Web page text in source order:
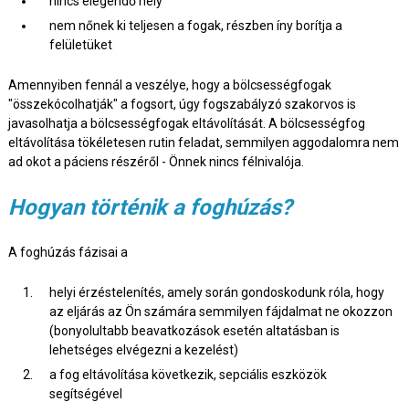
nem nőnek ki teljesen a fogak, részben íny borítja a
felületüket
Amennyiben fennál a veszélye, hogy a bölcsességfogak
"összekócolhatják" a fogsort, úgy fogszabályzó szakorvos is
javasolhatja a bölcsességfogak eltávolítását. A bölcsességfog
eltávolítása tökéletesen rutin feladat, semmilyen aggodalomra nem
ad okot a páciens részéről - Önnek nincs félnivalója.
Hogyan történik a foghúzás?
A foghúzás fázisai a
helyi érzéstelenítés, amely során gondoskodunk róla, hogy
az eljárás az Ön számára semmilyen fájdalmat ne okozzon
(bonyolultabb beavatkozások esetén altatásban is
lehetséges elvégezni a kezelést)
a fog eltávolítása következik, sepciális eszközök
segítségével